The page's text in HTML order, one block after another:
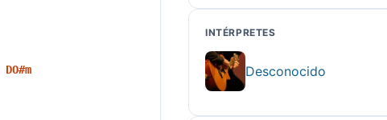
DO#m
INTÉRPRETES
Desconocido